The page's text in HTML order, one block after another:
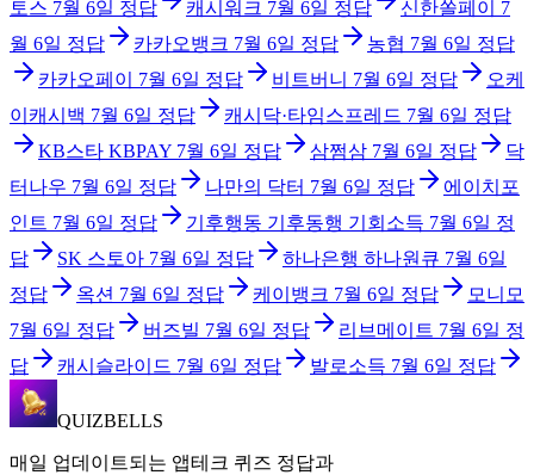
토스 7월 6일 정답 캐시워크 7월 6일 정답 신한쏠페이
7
월 6일 정답 카카오뱅크 7월 6일 정답 농협 7월 6일 정답
카카오페이
7월 6일 정답 비트버니 7월 6일 정답
오케
이캐시백 7월 6일 정답 캐시닥·타임스프레드 7월 6일 정답
KB스타 KBPAY 7월 6일 정답 삼쩜삼 7월 6일 정답
닥
터나우 7월 6일 정답 나만의 닥터 7월 6일 정답
에이치포
인트 7월 6일 정답 기후행동 기후동행 기회소득 7월 6일 정
답
SK 스토아 7월 6일 정답 하나은행 하나원큐 7월 6일
정답
옥션 7월 6일 정답 케이뱅크 7월 6일 정답
모니모
7월 6일 정답 버즈빌 7월 6일 정답 리브메이트 7월 6일 정
답
캐시슬라이드 7월 6일 정답 발로소득 7월 6일 정답
QUIZBELLS
매일 업데이트되는 앱테크 퀴즈 정답과